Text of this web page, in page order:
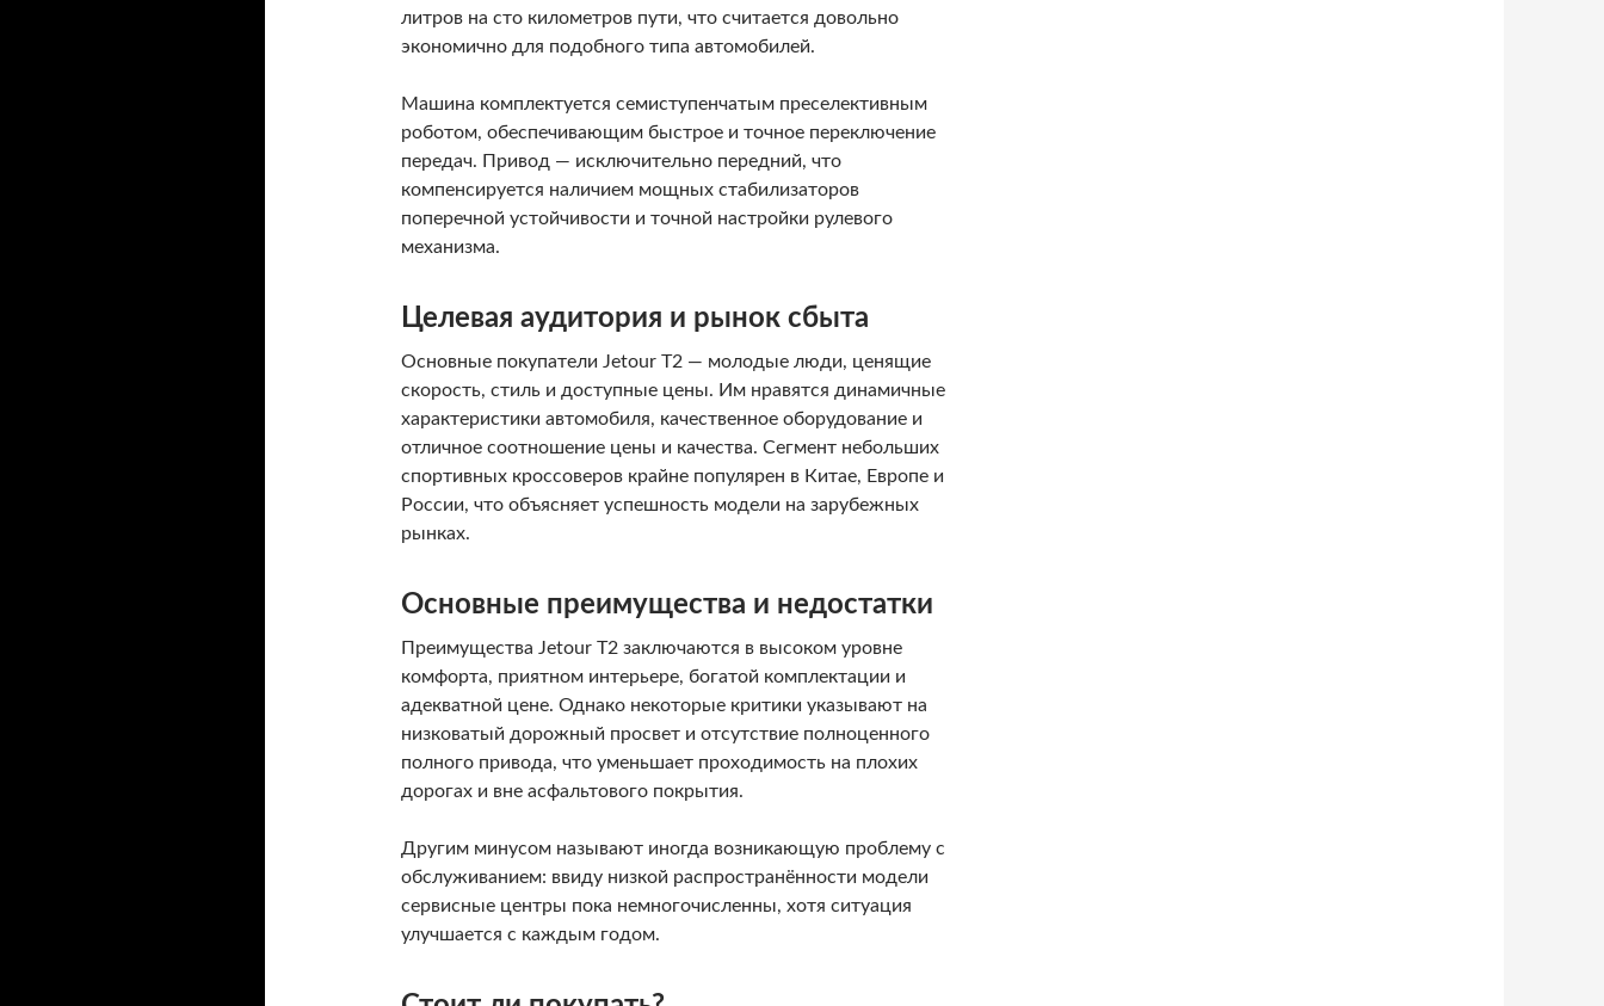
литров на сто километров пути, что считается довольно
экономично для подобного типа автомобилей.
Машина комплектуется семиступенчатым преселективным
роботом, обеспечивающим быстрое и точное переключение
передач. Привод — исключительно передний, что
компенсируется наличием мощных стабилизаторов
поперечной устойчивости и точной настройки рулевого
механизма.
Целевая аудитория и рынок сбыта
Основные покупатели Jetour T2 — молодые люди, ценящие
скорость, стиль и доступные цены. Им нравятся динамичные
характеристики автомобиля, качественное оборудование и
отличное соотношение цены и качества. Сегмент небольших
спортивных кроссоверов крайне популярен в Китае, Европе и
России, что объясняет успешность модели на зарубежных
рынках.
Основные преимущества и недостатки
Преимущества Jetour T2 заключаются в высоком уровне
комфорта, приятном интерьере, богатой комплектации и
адекватной цене. Однако некоторые критики указывают на
низковатый дорожный просвет и отсутствие полноценного
полного привода, что уменьшает проходимость на плохих
дорогах и вне асфальтового покрытия.
Другим минусом называют иногда возникающую проблему с
обслуживанием: ввиду низкой распространённости модели
сервисные центры пока немногочисленны, хотя ситуация
улучшается с каждым годом.